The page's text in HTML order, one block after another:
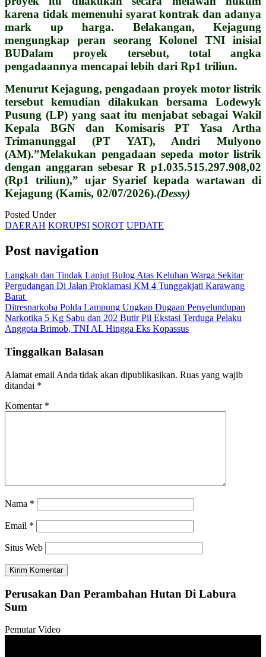
karena tidak memenuhi syarat kontrak dan adanya
mark up harga. Belakangan, Kejagung
mengungkap peran seorang Kolonel TNI inisial
BUDalam proyek tersebut, total angka
pengadaannya mencapai lebih dari Rp1 triliun.
Menurut Kejagung, pengadaan proyek motor listrik
tersebut kemudian dilakukan bersama Lodewyk
Pusung (LP) yang saat itu menjabat sebagai Wakil
Kepala BGN dan Komisaris PT Yasa Artha
Trimanunggal (PT YAT), Andri Mulyono
(AM).”Melakukan pengadaan sepeda motor listrik
dengan anggaran sebesar R p1.035.515.297.908,02
(Rp1 triliun),” ujar Syarief kepada wartawan di
Kejagung (Kamis, 02/07/2026).(Dessy)
Posted Under
DAERAH KORUPSI SOROT UPDATE
Post navigation
Langkah dan Tindak Lanjut Bulog Atas Keluhan Warga Sekitar
Pergudangan Di Jalan Proklamasi KM 4 Tunggakjati Karawang
Barat
Ditresnarkoba Polda Lampung Ungkap Dugaan Penyelundupan
Narkotika 5 Kg Sabu dan 202 Butir Pil Ekstasi Terduga Pelaku
Anggota Brimob, TNI AL Hingga Eks Kopassus
Tinggalkan Balasan
Alamat email Anda tidak akan dipublikasikan. Ruas yang wajib
ditandai *
Komentar *
Nama *
Email *
Situs Web
Perusakan Dan Perambahan Hutan Di Labura
Sum
Pemutar Video